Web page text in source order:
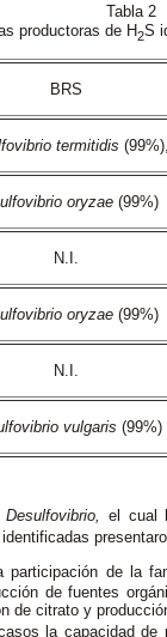
Tabla 2
productoras de H2S
BRS
termitidis (99%),
oryzae (99%)
N.I.
oryzae (99%)
N.I.
vulgaris (99%)
Desulfovibrio,
el cual
de la
de fuentes
de citrato y
la capacidad de